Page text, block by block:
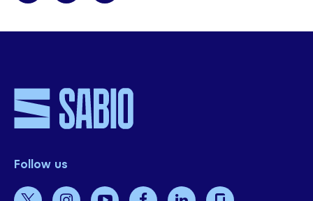
Follow us